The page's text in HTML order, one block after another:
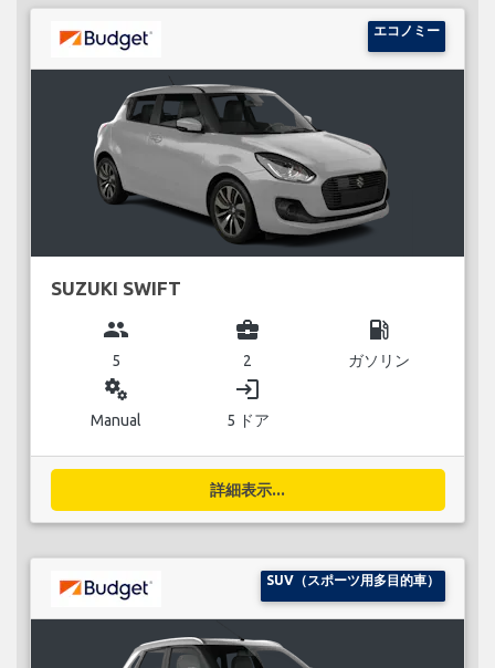
エコノミー
SUZUKI SWIFT
group
5
business_center
2
local_gas_station
ガソリン
miscellaneous_services
Manual
login
5 ドア
詳細表示...
SUV（スポーツ用多目的車）